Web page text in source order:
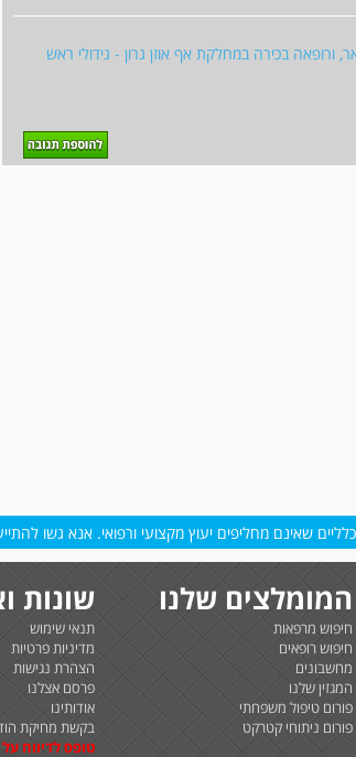
ורופאה בכירה במחלקת אף אוזן גרון - גידולי ראש
שאינם מחליפים יעוץ מקצועי ורפואי. אנא גשו
המומלצים שלנו
חיפוש מרפאות
חיפוש רופאים
מחשבונים
המגזין שלנו
פורום טיפול משפחתי
פורום ניתוחי קטרקט
שונות
תנאי שימוש
מדיניות פרטיות
הצהרת נגישות
פרסם אצלנו
אודותינו
בקשת מחיקת
טופס לדיווח על